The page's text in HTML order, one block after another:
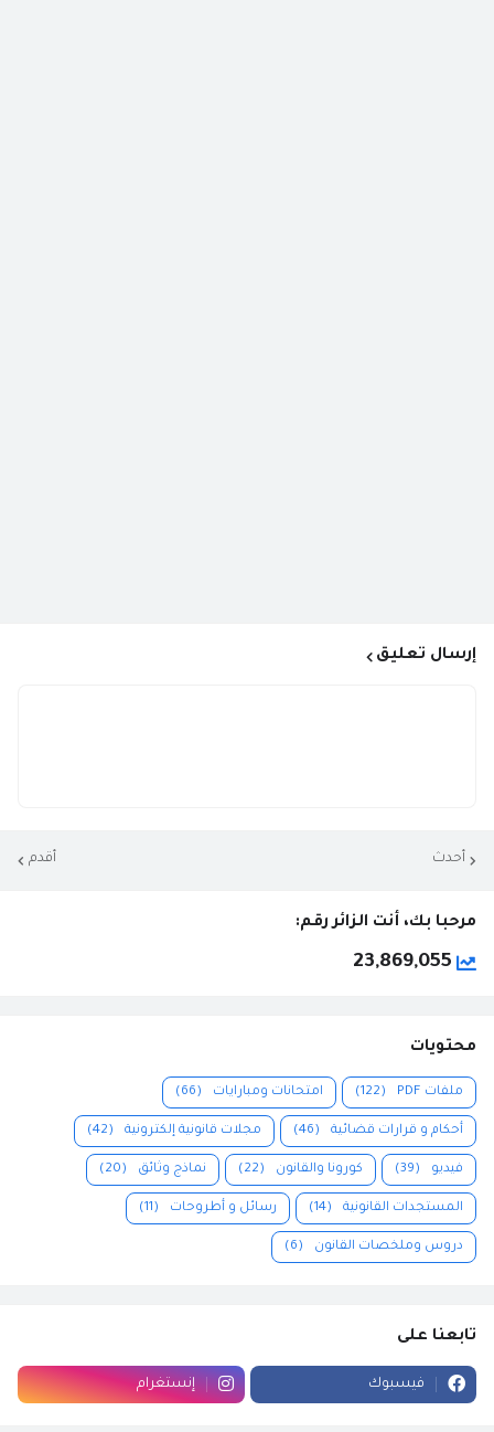
إرسال تعليق
أحدث أقدم
مرحبا بك، أنت الزائر رقم:
23,869,055
محتويات
ملفات PDF (122) امتحانات ومبارايات (66)
أحكام و قرارات قضائية (46) مجلات قانونية إلكترونية (42)
فيديو (39) كورونا والقانون (22) نماذج وثائق (20)
المستجدات القانونية (14) رسائل و أطروحات (11)
دروس وملخصات القانون (6)
تابعنا على
فيسبوك إنستغرام